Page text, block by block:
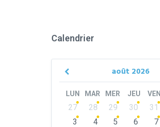
Calendrier
août 2026
Previous
LUN MAR MER JEU VEN
Skip
calendar
days
27 28 29 30 31
3
4 5 6 7